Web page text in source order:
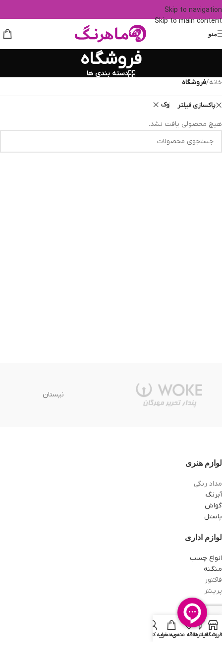
Skip to navigation
Skip to main content
منو
فروشگاه
دسته بندی ها
خانه/فروشگاه
پاکسازی فیلتر وک
هیچ محصولی یافت نشد.
نیستان
لوازم هنری
مداد رنگی
آبرنگ
گواش
پاستل
لوازم اداری
انواع چسب
منگنه
فاکتور
پرینتر
بازی فکری
بازی های ساختنی
فروشگاهفیلترهاعلاقه مندیسبد خرید
حساب کاربری من